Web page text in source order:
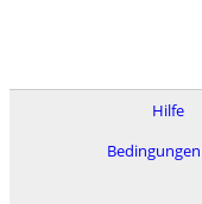
Hilfe
Bedingungen